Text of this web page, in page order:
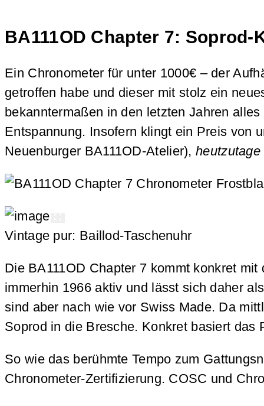
BA111OD Chapter 7:
Ein Chronometer für unter 1000€ – der
getroffen habe und dieser mit stolz ein
bekanntermaßen in den letzten Jahren
Entspannung. Insofern klingt ein Preis von
Neuenburger BA111OD-Atelier), heutzutage
Vintage pur: Baillod-Taschenuhr
Die BA111OD Chapter 7 kommt konkret
immerhin 1966 aktiv und lässt sich daher
sind aber nach wie vor Swiss Made. Da
Soprod in die Bresche. Konkret basiert das
So wie das berühmte Tempo zum
Chronometer-Zertifizierung. COSC und